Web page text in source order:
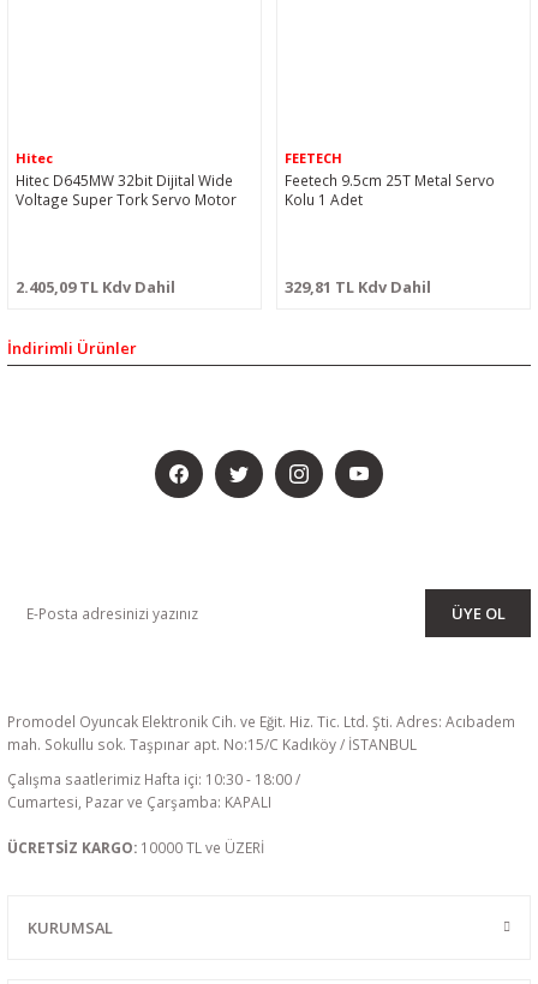
Hitec
Hitec D645MW 32bit Dijital Wide
Voltage Super Tork Servo Motor
2.405,09 TL Kdv Dahil
FEETECH
Feetech 9.5cm 25T Metal Servo
Kolu 1 Adet
329,81 TL Kdv Dahil
İndirimli Ürünler
SUNNYSKY
X2814-900KV 570W 3-4S Outrunner Brushless Uçak Motoru
ÜYE OL
Promodel Oyuncak Elektronik Cih. ve Eğit. Hiz. Tic. Ltd. Şti. Adres: Acıbadem
mah. Sokullu sok. Taşpınar apt. No:15/C Kadıköy / İSTANBUL
Çalışma saatlerimiz Hafta içi: 10:30 - 18:00 /
Cumartesi, Pazar ve Çarşamba: KAPALI
ÜCRETSİZ KARGO: 10000 TL ve ÜZERİ
KURUMSAL